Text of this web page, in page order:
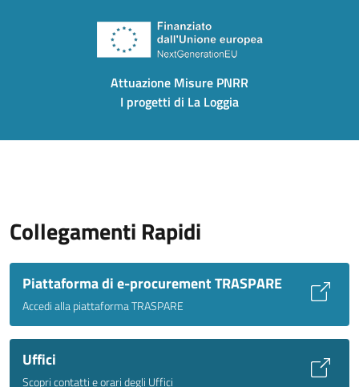
Attuazione Misure PNRR
I progetti di La Loggia
Collegamenti Rapidi
Piattaforma di e-procurement TRASPARE
Accedi alla piattaforma TRASPARE
Uffici
Scopri contatti e orari degli Uffici